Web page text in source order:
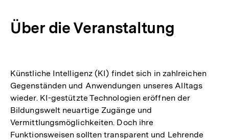
Über die Veranstaltung
Künstliche Intelligenz (KI) findet sich in zahlreichen
Gegenständen und Anwendungen unseres Alltags
wieder. KI-gestützte Technologien eröffnen der
Bildungswelt neuartige Zugänge und
Vermittlungsmöglichkeiten. Doch ihre
Funktionsweisen sollten transparent und Lehrende